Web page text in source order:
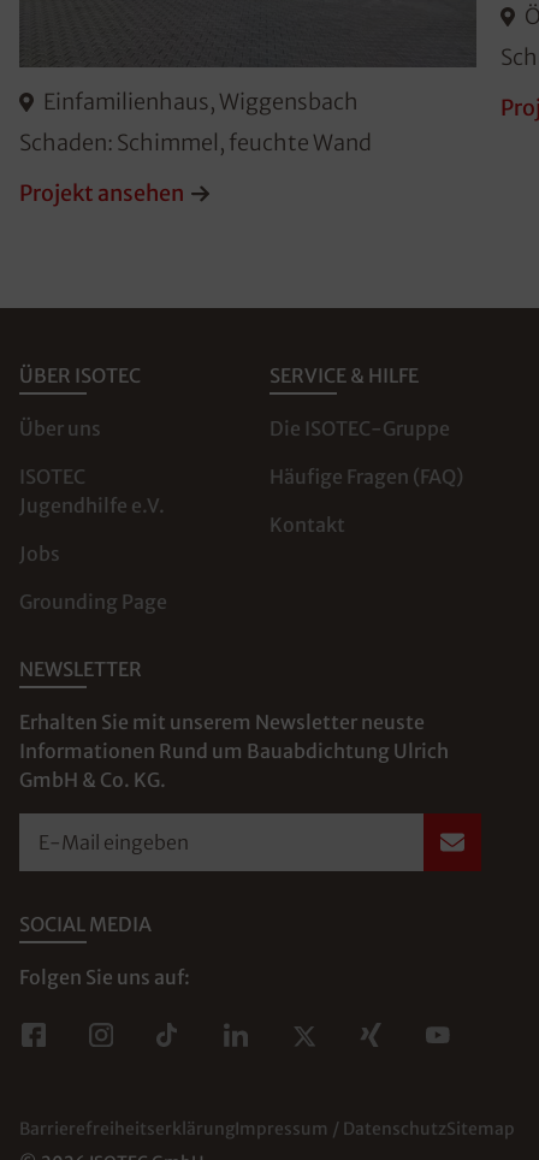
Einfamilienhaus, Wiggensbach
Schaden: Schimmel, feuchte Wand
Projekt ansehen
ÜBER ISOTEC
Über uns
ISOTEC
Jugendhilfe e.V.
Jobs
Grounding Page
SERVICE & HILFE
Die ISOTEC-Gruppe
Häufige Fragen (FAQ)
Kontakt
NEWSLETTER
Erhalten Sie mit unserem Newsletter neuste
Informationen Rund um Bauabdichtung Ulrich
GmbH & Co. KG.
E-Mail eingeben
SOCIAL MEDIA
Folgen Sie uns auf:
BarrierefreiheitserklärungImpressum / DatenschutzSitemap